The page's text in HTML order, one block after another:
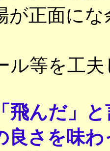
が正面に
ル等を工
飛んだ」
良さを味